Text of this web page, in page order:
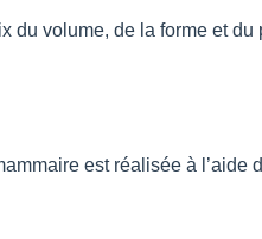
du volume, de la forme et
est réalisée à